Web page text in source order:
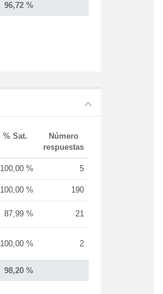
96,72 %
% Sat.
Número
respuestas
98,20 %
100,00 % 5
100,00 % 190
87,99 % 21
100,00 % 2